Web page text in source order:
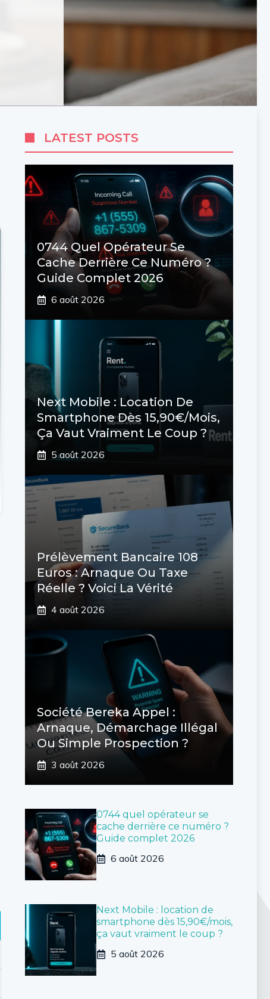
LATEST POSTS
0744 Quel Opérateur Se
Cache Derrière Ce Numéro ?
Guide Complet 2026
6 août 2026
Next Mobile : Location De
Smartphone Dès 15,90€/mois,
Ça Vaut Vraiment Le Coup ?
5 août 2026
Prélèvement Bancaire 108
Euros : Arnaque Ou Taxe
Réelle ? Voici La Vérité
4 août 2026
Société Bereka Appel :
Arnaque, Démarchage Illégal
Ou Simple Prospection ?
3 août 2026
0744 quel opérateur se
cache derrière ce numéro ?
Guide complet 2026
6 août 2026
Next Mobile : location de
smartphone dès 15,90€/mois,
ça vaut vraiment le coup ?
5 août 2026